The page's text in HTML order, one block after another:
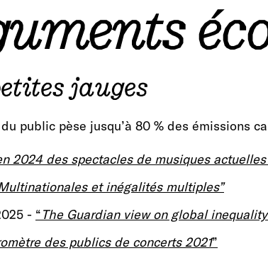
jauges
public pèse jusqu’à 80 % des émissions
2024 des spectacles de musiques
et inégalités multiples”
- “The Guardian view on global
des publics de concerts 2021”